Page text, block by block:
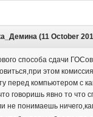
(11 October
способа сдачи
этом
перед компьютером с
говоришь явно то что
не понимаешь